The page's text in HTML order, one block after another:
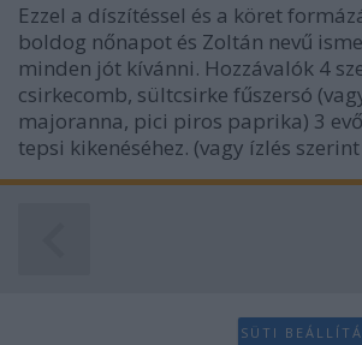
Ezzel a díszítéssel és a köret
boldog nőnapot és Zoltán nevű
minden jót kívánni. Hozzávalók 4
csirkecomb, sültcsirke fűszersó
majoranna, pici piros paprika) 3
tepsi kikenéséhez. (vagy ízlés
SÜTI